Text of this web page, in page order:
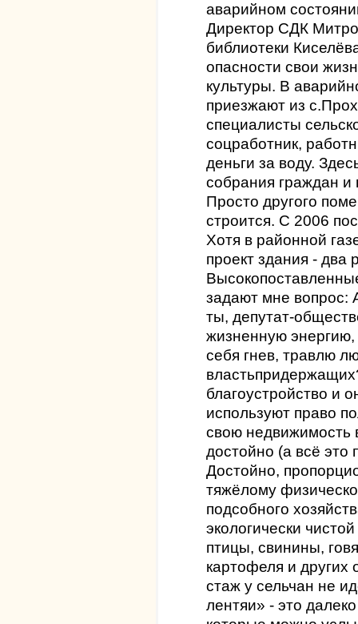
аварийном
Директор СДК
библиотеки
опасности свои
культуры. В
приезжают из
специалисты
соцработник,
деньги за воду.
собрания граждан
Просто другого
строится. С 2006
Хотя в районной
проект здания - два
задают мне вопрос:
ты, депутат-
жизненную
себя гнев, травлю
благоустройство и
используют право
свою недвижимость
достойно (а всё это
Достойно,
тяжёлому
подсобного
экологически
птицы, свинины,
картофеля и
стаж у сельчан не
лентяи» - это